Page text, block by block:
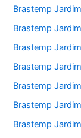
Brastemp
Brastemp
Brastemp
Brastemp
Brastemp
Brastemp
Brastemp